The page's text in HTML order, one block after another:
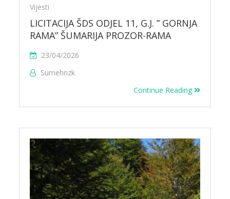
Vijesti
LICITACIJA ŠDS ODJEL 11, G.J. ” GORNJA
RAMA” ŠUMARIJA PROZOR-RAMA
23/04/2026
Sumehnzk
Continue Reading